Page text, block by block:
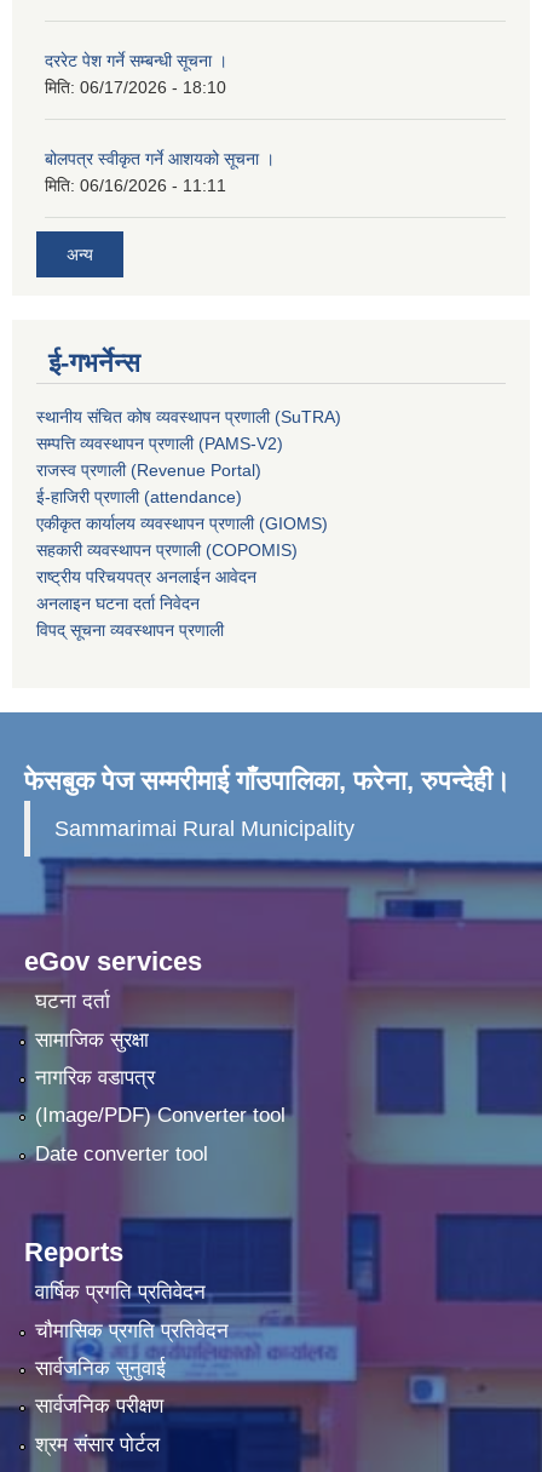
दररेट पेश गर्ने सम्बन्धी सूचना ।
मिति: 06/17/2026 - 18:10
बोलपत्र स्वीकृत गर्ने आशयको सूचना ।
मिति: 06/16/2026 - 11:11
अन्य
ई-गभर्नेन्स
स्थानीय संचित कोष व्यवस्थापन प्रणाली (SuTRA)
सम्पत्ति व्यवस्थापन प्रणाली (PAMS-V2)
राजस्व प्रणाली (Revenue Portal)
ई-हाजिरी प्रणाली (attendance)
एकीकृत कार्यालय व्यवस्थापन प्रणाली (GIOMS)
सहकारी व्यवस्थापन प्रणाली (COPOMIS)
राष्ट्रीय परिचयपत्र अनलाईन आवेदन
अनलाइन घटना दर्ता निवेदन
विपद् सूचना व्यवस्थापन प्रणाली
फेसबुक पेज सम्मरीमाई गाँउपालिका, फरेना, रुपन्देही।
Sammarimai Rural Municipality
eGov services
घटना दर्ता
सामाजिक सुरक्षा
नागरिक वडापत्र
(Image/PDF) Converter tool
Date converter tool
Reports
वार्षिक प्रगति प्रतिवेदन
चौमासिक प्रगति प्रतिवेदन
सार्वजनिक सुनुवाई
सार्वजनिक परीक्षण
श्रम संसार पोर्टल